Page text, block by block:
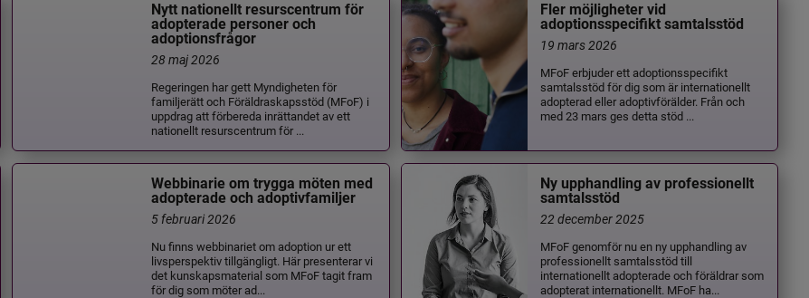
Nytt nationellt resurscentrum för
adopterade personer och
adoptionsfrågor
28 maj 2026
Regeringen har gett Myndigheten för
familjerätt och Föräldraskapsstöd (MFoF) i
uppdrag att förbereda inrättandet av ett
nationellt resurscentrum för ...
Fler möjligheter vid
adoptionsspecifikt samtalsstöd
19 mars 2026
MFoF erbjuder ett adoptionsspecifikt
samtalsstöd för dig som är internationellt
adopterad eller adoptivförälder. Från och
med 23 mars ges detta stöd ...
Webbinarie om trygga möten med
adopterade och adoptivfamiljer
5 februari 2026
Nu finns webbinariet om adoption ur ett
livsperspektiv tillgängligt. Här presenterar vi
det kunskapsmaterial som MFoF tagit fram
för dig som möter ad...
Ny upphandling av professionellt
samtalsstöd
22 december 2025
MFoF genomför nu en ny upphandling av
professionellt samtalsstöd till
internationellt adopterade och föräldrar som
adopterat internationellt. MFoF ha...